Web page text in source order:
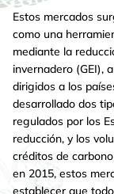
Estos mercados
como una
mediante la
invernadero (GEI),
dirigidos a los
desarrollado dos
regulados por los
reducción, y los
créditos de
en 2015, estos
establecer que